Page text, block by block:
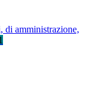
amministrazione,